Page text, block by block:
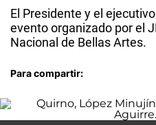
El Presidente y el
evento organizado por el
Nacional de Bellas Artes.
Para compartir: